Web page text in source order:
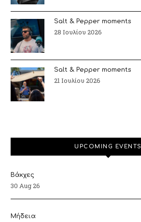
Salt & Pepper moments
28 Ιουλίου 2026
Salt & Pepper moments
21 Ιουλίου 2026
UPCOMING EVENTS
Βάκχες
30 Aug 26
Μήδεια